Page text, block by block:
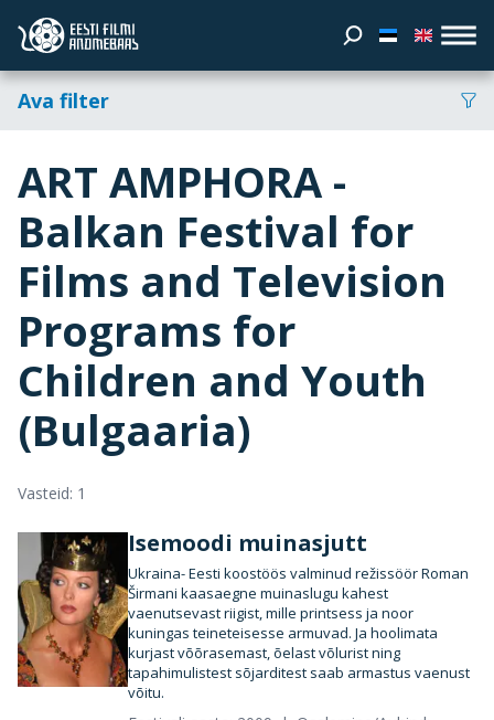
Ava filter
ART AMPHORA -
Balkan Festival for
Films and Television
Programs for
Children and Youth
(Bulgaaria)
Vasteid: 1
Isemoodi muinasjutt
Ukraina- Eesti koostöös valminud režissöör Roman
Širmani kaasaegne muinaslugu kahest
vaenutsevast riigist, mille printsess ja noor
kuningas teineteisesse armuvad. Ja hoolimata
kurjast võõrasemast, õelast võlurist ning
tapahimulistest sõjarditest saab armastus vaenust
võitu.